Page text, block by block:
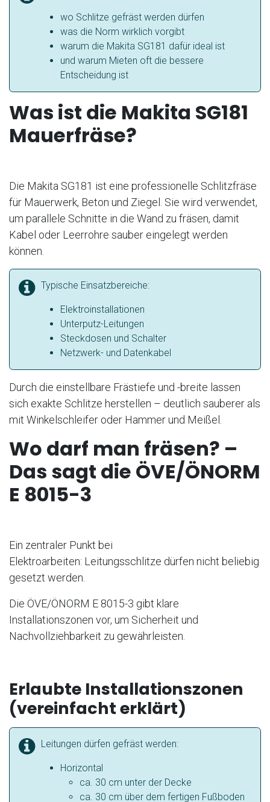
wo Schlitze gefräst werden dürfen
was die Norm wirklich vorgibt
warum die Makita SG181 dafür ideal ist
und warum Mieten oft die bessere
Entscheidung ist
Was ist die Makita SG181
Mauerfräse?
Die Makita SG181 ist eine professionelle Schlitzfräse
für Mauerwerk, Beton und Ziegel. Sie wird verwendet,
um parallele Schnitte in die Wand zu fräsen, damit
Kabel oder Leerrohre sauber eingelegt werden
können.
Typische Einsatzbereiche:
Elektroinstallationen
Unterputz-Leitungen
Steckdosen und Schalter
Netzwerk- und Datenkabel
Durch die einstellbare Frästiefe und -breite lassen
sich exakte Schlitze herstellen – deutlich sauberer als
mit Winkelschleifer oder Hammer und Meißel.
Wo darf man fräsen? –
Das sagt die ÖVE/ÖNORM
E 8015-3
Ein zentraler Punkt bei
Elektroarbeiten: Leitungsschlitze dürfen nicht beliebig
gesetzt werden.
Die ÖVE/ÖNORM E 8015-3 gibt klare
Installationszonen vor, um Sicherheit und
Nachvollziehbarkeit zu gewährleisten.
Erlaubte Installationszonen
(vereinfacht erklärt)
Leitungen dürfen gefräst werden:
Horizontal
ca. 30 cm unter der Decke
ca. 30 cm über dem fertigen Fußboden